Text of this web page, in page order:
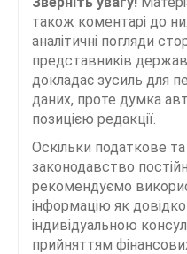
також коментарі до
аналітичні погляди
представників
докладає зусиль для
даних, проте думка
позицією редакції.
Оскільки податкове
законодавство
рекомендуємо
інформацію як
індивідуальною
прийняттям